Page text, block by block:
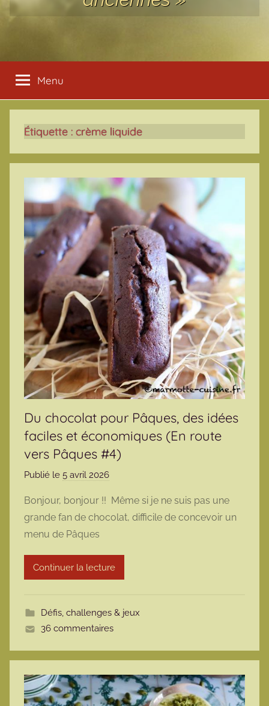
Menu
Étiquette : crème liquide
Du chocolat pour Pâques, des idées
faciles et économiques (En route
vers Pâques #4)
Publié le 5 avril 2026
r
m
r
m
t
e
Bonjour, bonjour !! Même si je ne suis pas une
grande fan de chocolat, difficile de concevoir un
menu de Pâques
Continuer la lecture
Défis, challenges & jeux
36 commentaires